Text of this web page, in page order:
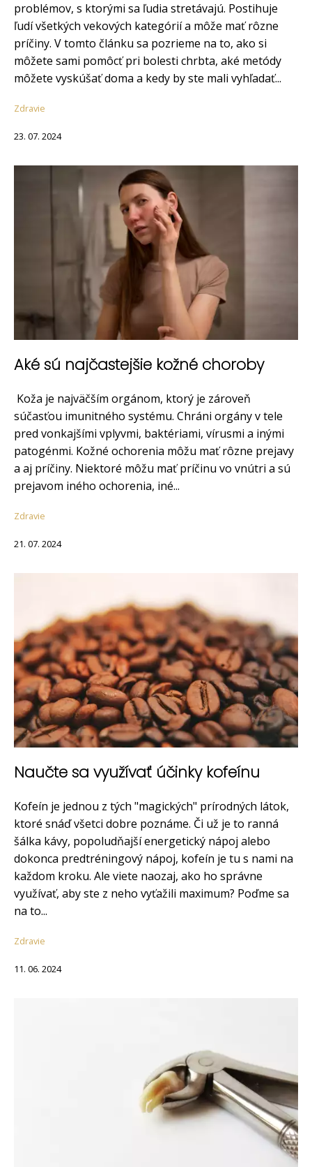
problémov, s ktorými sa ľudia stretávajú. Postihuje
ľudí všetkých vekových kategórií a môže mať rôzne
príčiny. V tomto článku sa pozrieme na to, ako si
môžete sami pomôcť pri bolesti chrbta, aké metódy
môžete vyskúšať doma a kedy by ste mali vyhľadať...
Zdravie
23. 07. 2024
Aké sú najčastejšie kožné choroby
Koža je najväčším orgánom, ktorý je zároveň
súčasťou imunitného systému. Chráni orgány v tele
pred vonkajšími vplyvmi, baktériami, vírusmi a inými
patogénmi. Kožné ochorenia môžu mať rôzne prejavy
a aj príčiny. Niektoré môžu mať príčinu vo vnútri a sú
prejavom iného ochorenia, iné...
Zdravie
21. 07. 2024
Naučte sa využívať účinky kofeínu
Kofeín je jednou z tých "magických" prírodných látok,
ktoré snáď všetci dobre poznáme. Či už je to ranná
šálka kávy, popoludňajší energetický nápoj alebo
dokonca predtréningový nápoj, kofeín je tu s nami na
každom kroku. Ale viete naozaj, ako ho správne
využívať, aby ste z neho vyťažili maximum? Poďme sa
na to...
Zdravie
11. 06. 2024